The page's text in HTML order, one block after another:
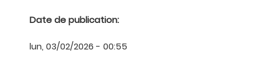
Date de publication:
lun, 03/02/2026 - 00:55